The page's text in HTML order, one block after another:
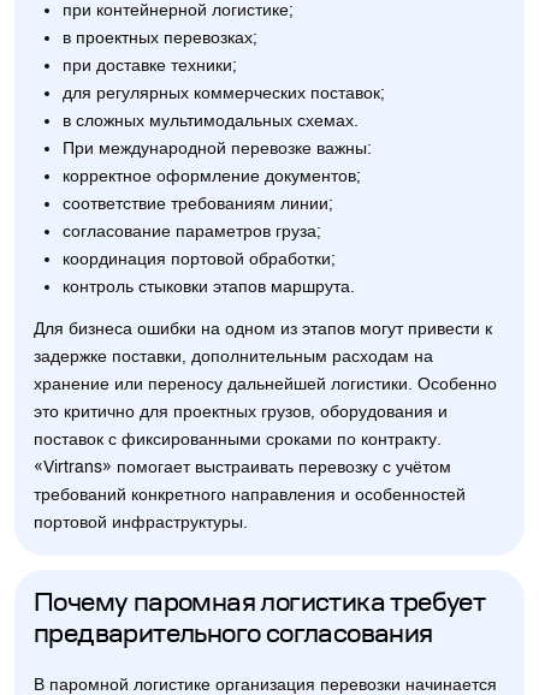
при контейнерной логистике;
в проектных перевозках;
при доставке техники;
для регулярных коммерческих поставок;
в сложных мультимодальных схемах.
При международной перевозке важны:
корректное оформление документов;
соответствие требованиям линии;
согласование параметров груза;
координация портовой обработки;
контроль стыковки этапов маршрута.
Для бизнеса ошибки на одном из этапов могут привести к
задержке поставки, дополнительным расходам на
хранение или переносу дальнейшей логистики. Особенно
это критично для проектных грузов, оборудования и
поставок с фиксированными сроками по контракту.
«Virtrans» помогает выстраивать перевозку с учётом
требований конкретного направления и особенностей
портовой инфраструктуры.
Почему паромная логистика требует
предварительного согласования
В паромной логистике организация перевозки начинается